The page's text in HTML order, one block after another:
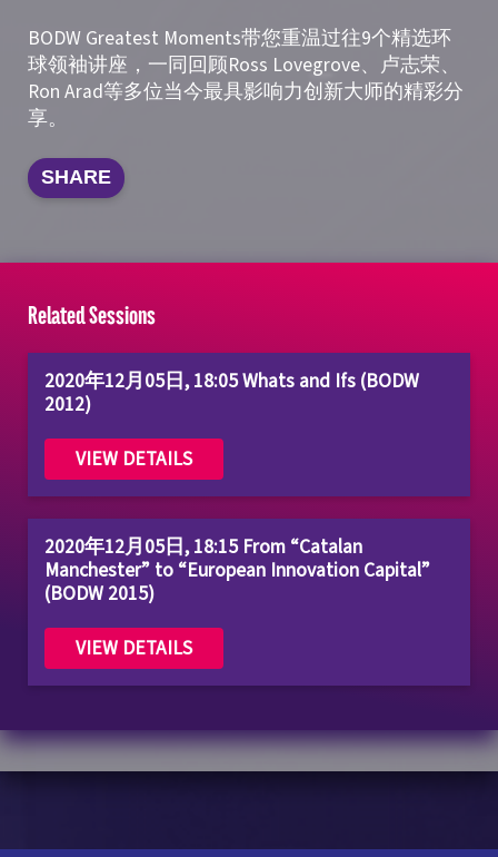
BODW Greatest Moments带您重温过往9个精选环
球领袖讲座，一同回顾Ross Lovegrove、卢志荣、
Ron Arad等多位当今最具影响力创新大师的精彩分
享。
SHARE
Related Sessions
2020年12月05日, 18:05 Whats and Ifs (BODW
2012)
VIEW DETAILS
2020年12月05日, 18:15 From “Catalan
Manchester” to “European Innovation Capital”
(BODW 2015)
VIEW DETAILS